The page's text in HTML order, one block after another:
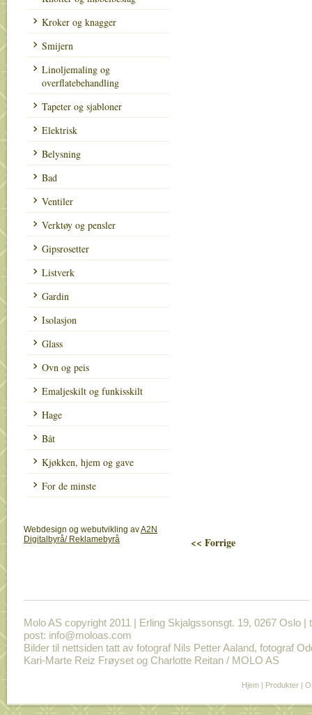
Kroker og knagger
Smijern
Linoljemaling og
overflatebehandling
Tapeter og sjabloner
Elektrisk
Belysning
Bad
Ventiler
Verktøy og pensler
Gipsrosetter
Listverk
Gardin
Isolasjon
Glass
Ovn og peis
Emaljeskilt og funkisskilt
Hage
Båt
Kjøkken, hjem og gave
For de minste
<< Forrige
Molo AS copyright 2011 | Erling Skjalgssonsgt. 19, 0267 Oslo |
post: info@moloas.com
Bilder til nettsiden tatt av fotograf Nils Petter Aaland, fotograf
Kari-Marte Reiz Frøyset og Charlotte Reitan / MOLO AS
Webdesign og webutvikling avA2N
Digitalbyrå/ Reklamebyrå
Hjem | Produkter |